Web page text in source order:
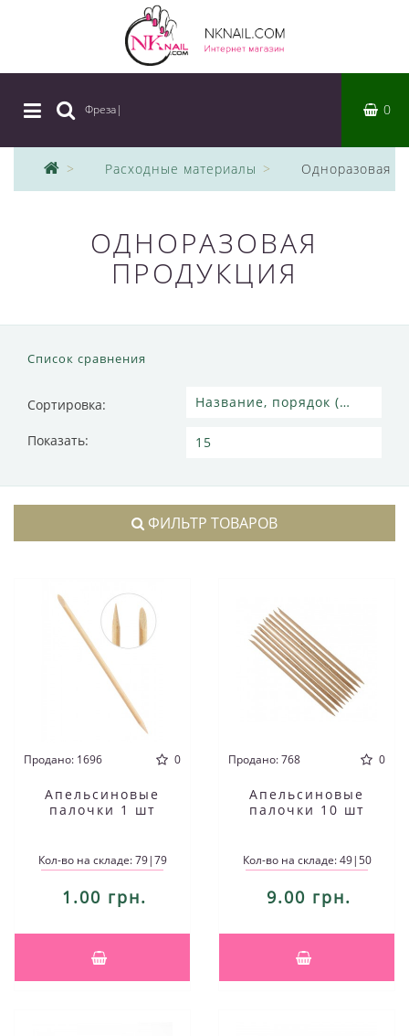
Фреза| 0
Расходные материалы Одноразовая
ОДНОРАЗОВАЯ
ПРОДУКЦИЯ
Список сравнения
Сортировка:
Показать:
ФИЛЬТР ТОВАРОВ
Продано: 1696 0
Апельсиновые
палочки 1 шт
Кол-во на складе: 79|79
1.00 грн.
Продано: 768 0
Апельсиновые
палочки 10 шт
Кол-во на складе: 49|50
9.00 грн.